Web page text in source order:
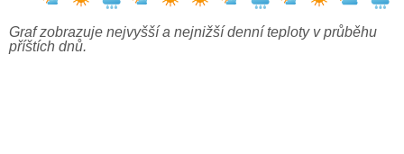
Graf zobrazuje nejvyšší a nejnižší denní teploty v průběhu
příštích dnů.